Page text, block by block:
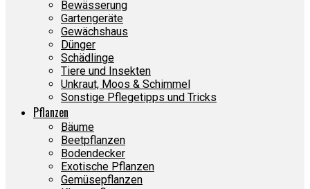
Bewässerung
Gartengeräte
Gewächshaus
Dünger
Schädlinge
Tiere und Insekten
Unkraut, Moos & Schimmel
Sonstige Pflegetipps und Tricks
Pflanzen
Bäume
Beetpflanzen
Bodendecker
Exotische Pflanzen
Gemüsepflanzen